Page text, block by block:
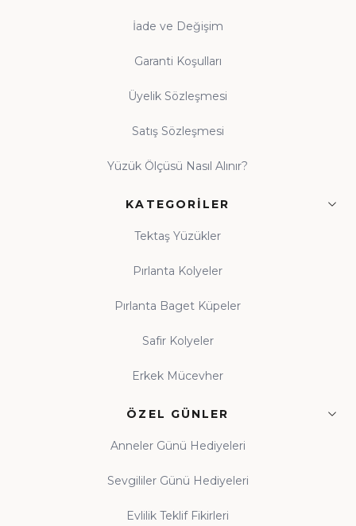
İade ve Değişim
Garanti Koşulları
Üyelik Sözleşmesi
Satış Sözleşmesi
Yüzük Ölçüsü Nasıl Alınır?
KATEGORILER
Tektaş Yüzükler
Pırlanta Kolyeler
Pırlanta Baget Küpeler
Safir Kolyeler
Erkek Mücevher
ÖZEL GÜNLER
Anneler Günü Hediyeleri
Sevgililer Günü Hediyeleri
Evlilik Teklif Fikirleri